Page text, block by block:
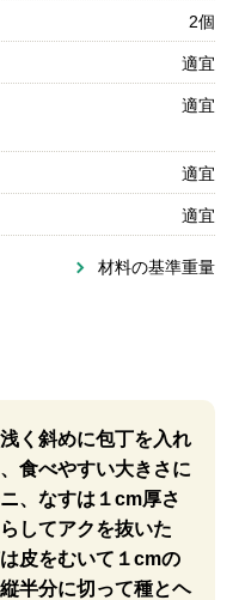
2個
適宜
適宜
適宜
適宜
材料の基準重量
く斜めに包丁を入れ
食べやすい大きさに
、なすは１cm厚さ
してアクを抜いた
皮をむいて１cmの
半分に切って種とヘ